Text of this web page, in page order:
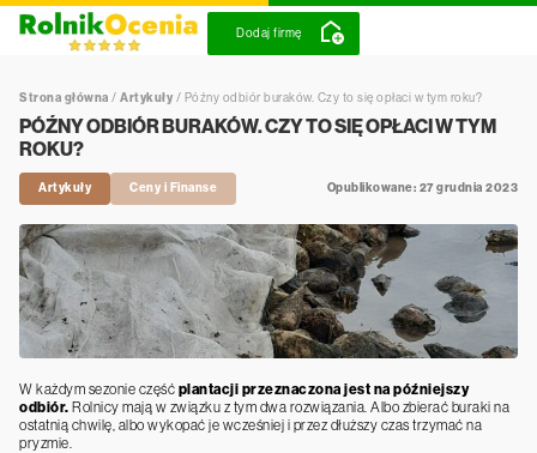
Dodaj firmę
Strona główna / Artykuły / Późny odbiór buraków. Czy to się opłaci w tym roku?
PÓŹNY ODBIÓR BURAKÓW. CZY TO SIĘ OPŁACI W TYM
ROKU?
Artykuły Ceny i Finanse Opublikowane: 27 grudnia 2023
W każdym sezonie część plantacji przeznaczona jest na późniejszy
odbiór. Rolnicy mają w związku z tym dwa rozwiązania. Albo zbierać buraki na
ostatnią chwilę, albo wykopać je wcześniej i przez dłuższy czas trzymać na
pryzmie.